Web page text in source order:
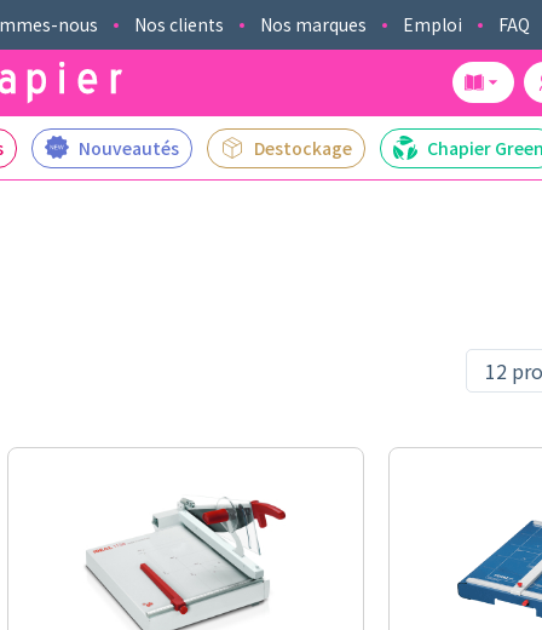
nous Nos clients Nos marques Emploi FAQ
Nouveautés Destockage Chapier Green